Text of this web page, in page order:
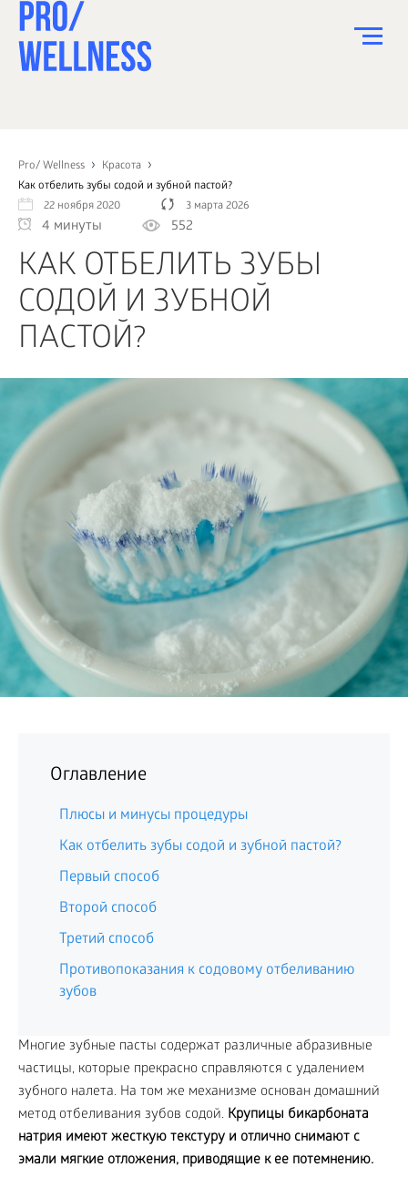
Pro/ Wellness
Красота
Как отбелить зубы содой и зубной пастой?
22 ноября 2020
3 марта 2026
4 минуты 552
КАК ОТБЕЛИТЬ ЗУБЫ
СОДОЙ И ЗУБНОЙ
ПАСТОЙ?
Оглавление
Плюсы и минусы процедуры
Как отбелить зубы содой и зубной пастой?
Первый способ
Второй способ
Третий способ
Противопоказания к содовому отбеливанию
зубов
Многие зубные пасты содержат различные абразивные
частицы, которые прекрасно справляются с удалением
зубного налета. На том же механизме основан домашний
метод отбеливания зубов содой. Крупицы бикарбоната
натрия имеют жесткую текстуру и отлично снимают с
эмали мягкие отложения, приводящие к ее потемнению.
СПОРТ
ЗДОРОВЬЕ
КРАСОТА
ПСИХОЛОГИЯ
ДЕТИ
ДОМ
КАК?
БИЗНЕС